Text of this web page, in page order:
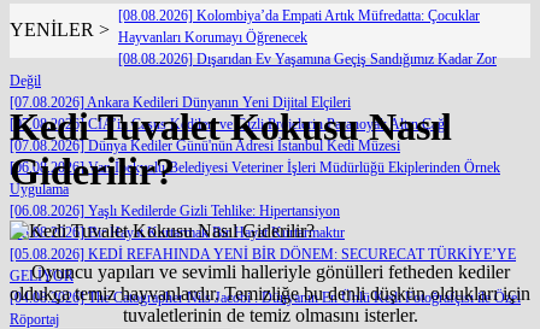
YENİLER >
[08.08.2026] Kolombiya’da Empati Artık Müfredatta: Çocuklar
Hayvanları Korumayı Öğrenecek
[08.08.2026] Dışarıdan Ev Yaşamına Geçiş Sandığımız Kadar Zor
Değil
[07.08.2026] Ankara Kedileri Dünyanın Yeni Dijital Elçileri
[07.08.2026] CIA’in Casus Kedileri ve Gizli Projelerin Paranoyak Altın Çağı
[07.08.2026] Dünya Kediler Günü'nün Adresi İstanbul Kedi Müzesi
[06.08.2026] Van İpekyolu Belediyesi Veteriner İşleri Müdürlüğü Ekiplerinden Örnek
Uygulama
[06.08.2026] Yaşlı Kedilerde Gizli Tehlike: Hipertansiyon
[05.08.2026] Bir Hayat Kurtarmak Bir Hayat Kurtarmaktır
[05.08.2026] KEDİ REFAHINDA YENİ BİR DÖNEM: SECURECAT TÜRKİYE’YE
GELİYOR
[04.08.2026] The Catographer Nils Jacobi : Dünyanın En Ünlü Kedi Fotoğrafçısı ile Özel
Röportaj
Kedi Tuvalet Kokusu Nasıl
Giderilir?
Oyuncu yapıları ve sevimli halleriyle gönülleri fetheden kediler
oldukça temiz hayvanlardır. Temizliğe bu denli düşkün oldukları için
tuvaletlerinin de temiz olmasını isterler.